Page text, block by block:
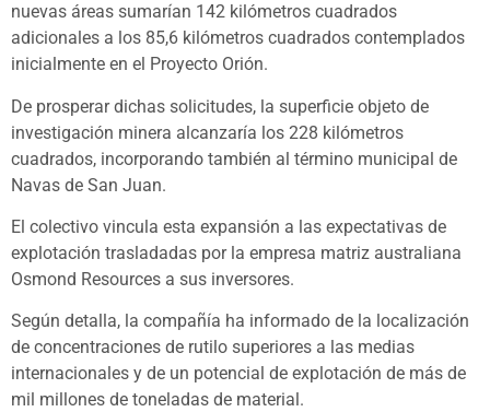
nuevas áreas sumarían 142 kilómetros cuadrados
adicionales a los 85,6 kilómetros cuadrados contemplados
inicialmente en el Proyecto Orión.
De prosperar dichas solicitudes, la superficie objeto de
investigación minera alcanzaría los 228 kilómetros
cuadrados, incorporando también al término municipal de
Navas de San Juan.
El colectivo vincula esta expansión a las expectativas de
explotación trasladadas por la empresa matriz australiana
Osmond Resources a sus inversores.
Según detalla, la compañía ha informado de la localización
de concentraciones de rutilo superiores a las medias
internacionales y de un potencial de explotación de más de
mil millones de toneladas de material.